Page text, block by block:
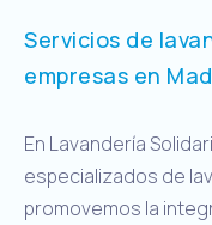
Servicios de
empresas en
En Lavandería
especializados de
promovemos la